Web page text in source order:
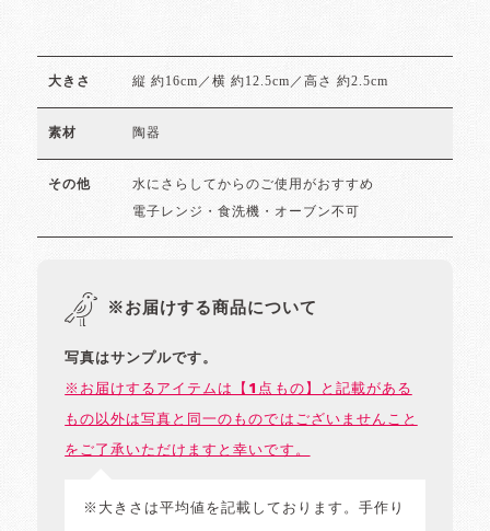
大きさ 縦 約16cm／横 約12.5cm／高さ 約2.5cm
素材 陶器
その他 水にさらしてからのご使用がおすすめ
電子レンジ・食洗機・オーブン不可
※お届けする商品について
写真はサンプルです。
※お届けするアイテムは【1点もの】と記載がある
もの以外は写真と同一のものではございませんこと
をご了承いただけますと幸いです。
※大きさは平均値を記載しております。手作り